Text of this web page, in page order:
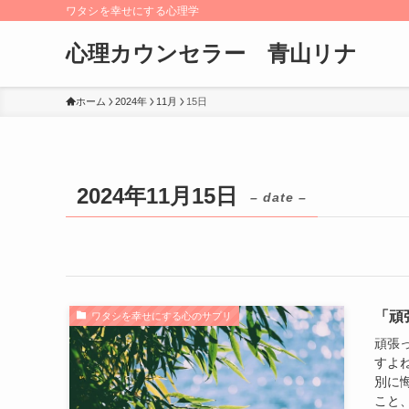
ワタシを幸せにする心理学
心理カウンセラー 青山リナ
ホーム 2024年 11月 15日
2024年11月15日 – date –
ワタシを幸せにする心のサプリ 「
頑張
すよ
別に
こと